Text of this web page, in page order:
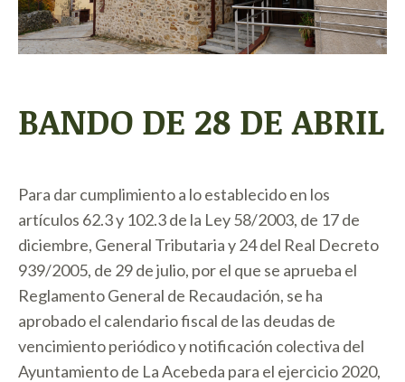
BANDO DE 28 DE ABRIL
Para dar cumplimiento a lo establecido en los
artículos 62.3 y 102.3 de la Ley 58/2003, de 17 de
diciembre, General Tributaria y 24 del Real Decreto
939/2005, de 29 de julio, por el que se aprueba el
Reglamento General de Recaudación, se ha
aprobado el calendario fiscal de las deudas de
vencimiento periódico y notificación colectiva del
Ayuntamiento de La Acebeda para el ejercicio 2020,